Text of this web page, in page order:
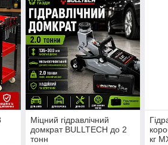
Міцний гідравлічний
домкрат BULLTECH до 2
тонн
кг